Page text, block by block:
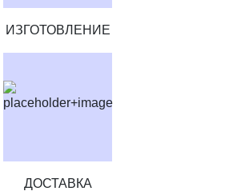
ИЗГОТОВЛЕНИЕ
ДОСТАВКА